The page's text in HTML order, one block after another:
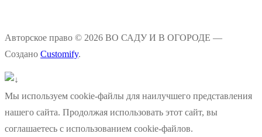
Авторское право © 2026 ВО САДУ И В ОГОРОДЕ —
Создано Customify.
Мы используем cookie-файлы для наилучшего представления
нашего сайта. Продолжая использовать этот сайт, вы
соглашаетесь с использованием cookie-файлов.